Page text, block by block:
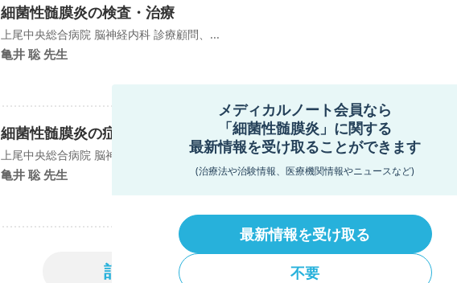
メディカルノート会員なら
「細菌性髄膜炎」に関する
最新情報を受け取ることができます
(治療法や治験情報、医療機関情報やニュースなど)
最新情報を受け取る
不要
細菌性髄膜炎の検査・治療
上尾中央総合病院 脳神経内科 診療顧問、...
亀井 聡 先生
細菌性髄膜炎の症状・原因・予後
上尾中央総合病院 脳神経内科 診療顧問、...
亀井 聡 先生
記事一覧を見る